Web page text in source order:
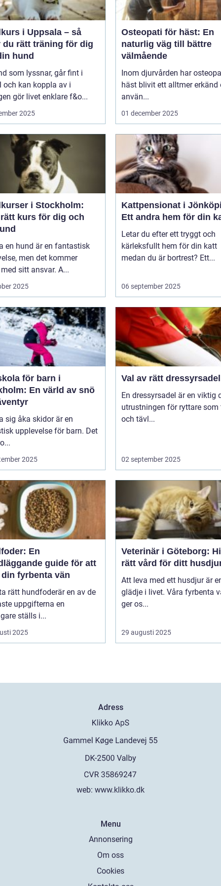
i Uppsala – så
du rätt träning för dig
hund
som lyssnar, går fint i
och kan koppla av i
gör livet enklare f&o...
2025
Osteopati för häst: En
naturlig väg till bättre
välmående
Inom djurvården har
häst blivit ett alltmer erkänd
använ...
01 december 2025
i Stockholm:
kurs för dig och
en hund är en fantastisk
men det kommer
sitt ansvar. A...
2025
Kattpensionat i
Ett andra hem för din
Letar du efter ett tryggt och
kärleksfullt hem för din katt
medan du är bortrest? Ett...
06 september 2025
för barn i
En värld av snö
sig åka skidor är en
upplevelse för barn. Det
2025
Val av rätt dressyrsadel
En dressyrsadel är en viktig
utrustningen för ryttare som
och tävl...
02 september 2025
En
guide för att
fyrbenta vän
rätt hundfoderär en av de
uppgifterna en
ställs i...
2025
Veterinär i Göteborg:
rätt vård för ditt
Att leva med ett husdjur är
glädje i livet. Våra fyrbenta
ger os...
29 augusti 2025
Adress
web: www.klikko.dk
Menu
Annonsering
Om oss
Cookies